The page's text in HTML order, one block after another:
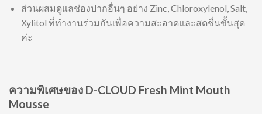
ส่วนผสมดูแลช่องปากอื่นๆ อย่าง Zinc, Chloroxylenol, Salt,
Xylitol ที่ทำงานร่วมกันเพื่อความสะอาดและสดชื่นขั้นสุด
ค่ะ
ความพิเศษของ D-CLOUD Fresh Mint Mouth
Mousse